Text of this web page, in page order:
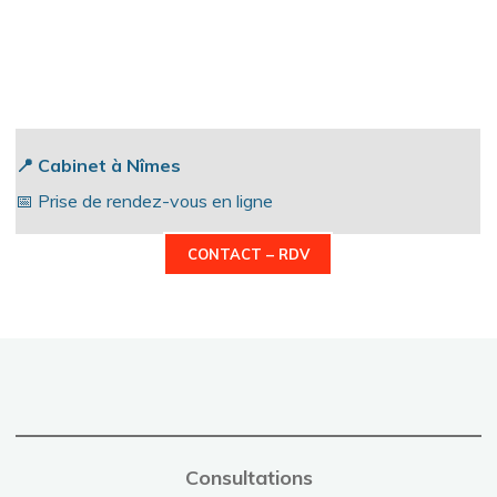
📍 Cabinet à Nîmes
📅 Prise de rendez-vous en ligne
CONTACT – RDV
Consultations